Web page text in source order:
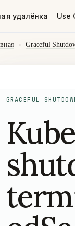
удалёнка Use
› Graceful
GRACEFUL